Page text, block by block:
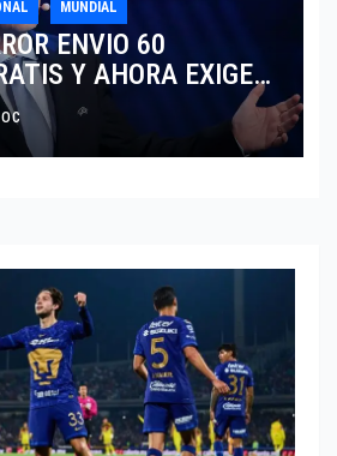
MUNDIAL
ENVIO 60
Y AHORA EXIGE